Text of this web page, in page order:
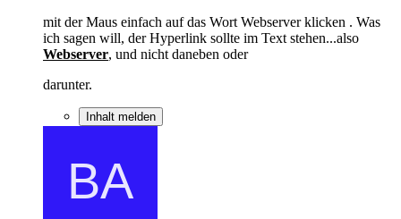
mit der Maus einfach auf das Wort Webserver klicken . Was
ich sagen will, der Hyperlink sollte im Text stehen...also
Webserver, und nicht daneben oder
darunter.
Inhalt melden